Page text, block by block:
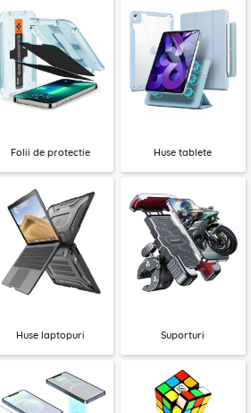
Folii de protectie Huse tablete
Huse laptopuri Suporturi